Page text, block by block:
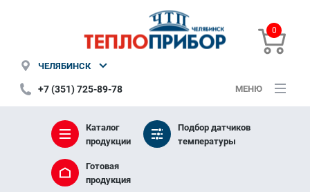
ЧЕЛЯБИНСК
+7 (351) 725-89-78 МЕНЮ
0
Каталог
продукции
Подбор датчиков
температуры
Готовая
продукция